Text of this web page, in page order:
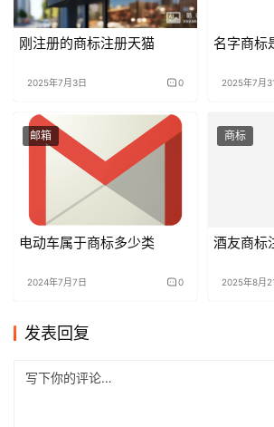
刚注册的商标注册天猫
2025年7月3日 0
名字商标
2025年7月
邮箱
电动车属于商标多少类
2024年7月7日 0
商标
酒友商标
2025年8月
发表回复